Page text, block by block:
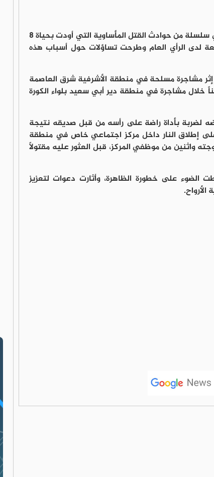
شهد الأردن خلال الأسبوع الأول من شهر حزيران الجاري سلسلة من حوادث القتل المأساوية التي أودت بحياة 8
الرأي العام وطرحت تساؤلات حول أسباب هذه
مشاجرة مسلحة في منطقة الأشرفية شرق العاصمة
مشاجرة في منطقة دير أبي سعيد بلواء الكورة
لضربة بأداة راضة على رأسه من قبل صديقه نتيجة
إطلاق النار داخل مركز اجتماعي خاص في منطقة
واثنين من موظفي المركز، قبل العثور عليه مقتولاً
الضوء على خطورة الظاهرة، وأثارت دعوات لتعزيز